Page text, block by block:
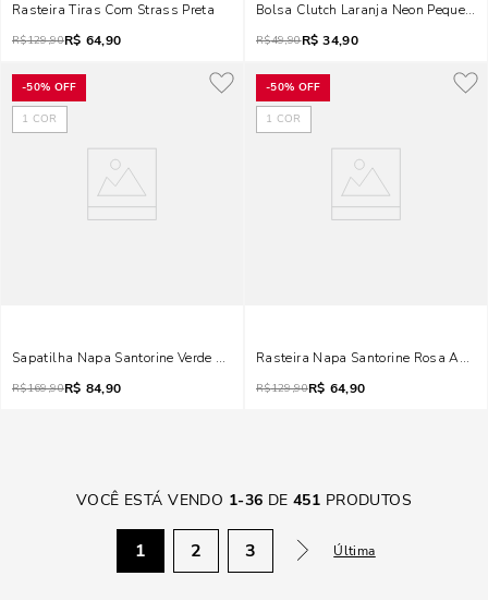
Rasteira Tiras Com Strass Preta
R$129,90R$ 64,90
Bolsa Clutch Laranja Neon Pequena
R$49,90R$ 34,90
-50% OFF
1 COR
Sapatilha Napa Santorine Verde Siciliano
R$169,90R$ 84,90
-50% OFF
1 COR
Rasteira Napa Santorine Rosa
R$129,90R$ 64,90
VOCÊ ESTÁ VENDO 1-36 DE451 PRODUTOS
1 2 3 Última